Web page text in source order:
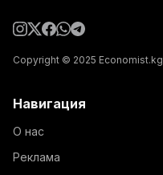
Copyright © 2025 Economist.kg
Навигация
О нас
Реклама